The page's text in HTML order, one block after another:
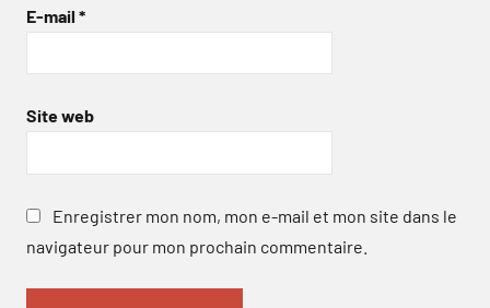
E-mail *
Site web
Enregistrer mon nom, mon e-mail et mon site dans le
navigateur pour mon prochain commentaire.